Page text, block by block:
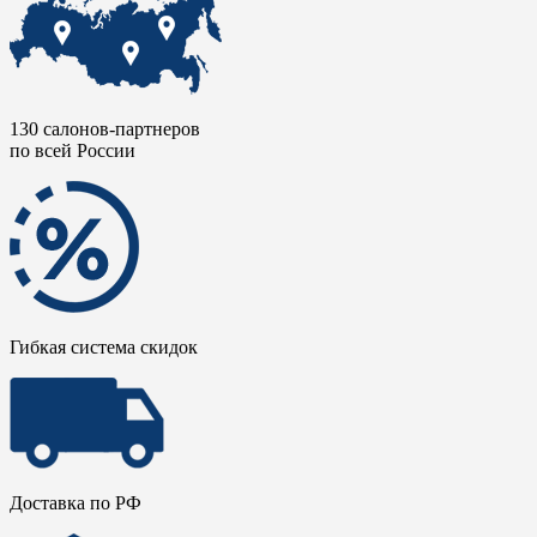
130 салонов-партнеров
по всей России
Гибкая система скидок
Доставка по РФ